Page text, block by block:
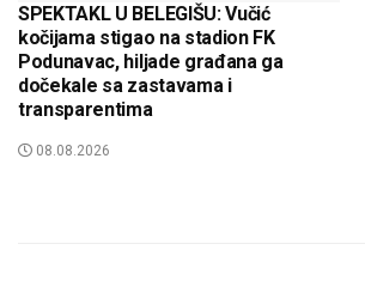
SPEKTAKL U BELEGIŠU: Vučić
kočijama stigao na stadion FK
Podunavac, hiljade građana ga
dočekale sa zastavama i
transparentima
08.08.2026